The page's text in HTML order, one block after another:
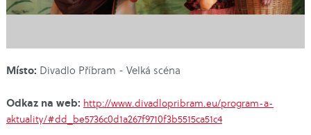
Místo: Divadlo Příbram - Velká scéna
Odkaz na web: http://www.divadlopribram.eu/program-a-
aktuality/#dd_be5736c0d1a267f9710f3b5515ca51c4